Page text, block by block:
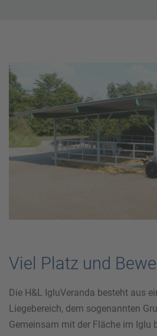
Viel Platz und
Die H&L IgluVeranda besteht aus
Liegebereich, dem sogenannten
Gemeinsam mit der Fläche im Iglu